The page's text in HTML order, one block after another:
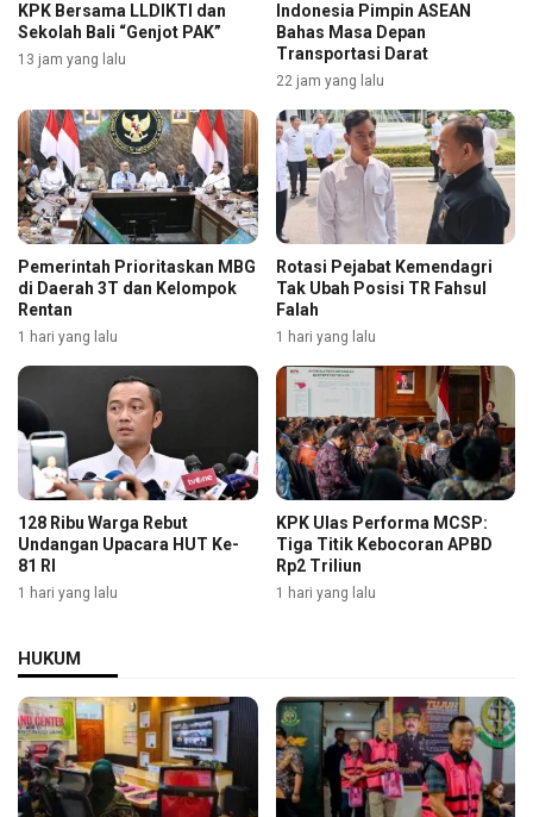
KPK Bersama LLDIKTI dan
Sekolah Bali “Genjot PAK”
13 jam yang lalu
Indonesia Pimpin ASEAN
Bahas Masa Depan
Transportasi Darat
22 jam yang lalu
Pemerintah Prioritaskan MBG
di Daerah 3T dan Kelompok
Rentan
1 hari yang lalu
Rotasi Pejabat Kemendagri
Tak Ubah Posisi TR Fahsul
Falah
1 hari yang lalu
128 Ribu Warga Rebut
Undangan Upacara HUT Ke-
81 RI
1 hari yang lalu
KPK Ulas Performa MCSP:
Tiga Titik Kebocoran APBD
Rp2 Triliun
1 hari yang lalu
HUKUM